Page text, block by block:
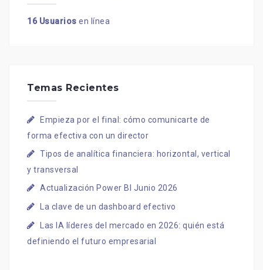
16 Usuarios en línea
Temas Recientes
Empieza por el final: cómo comunicarte de
forma efectiva con un director
Tipos de analítica financiera: horizontal, vertical
y transversal
Actualización Power BI Junio 2026
La clave de un dashboard efectivo
Las IA líderes del mercado en 2026: quién está
definiendo el futuro empresarial